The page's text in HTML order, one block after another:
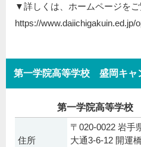
▼詳しくは、ホームページを
https://www.daiichigakuin.ed.jp/
第一学院高等学校 盛岡キャ
第一学院高等学校
住所
〒020-0022 岩手
大通3-6-12 開運